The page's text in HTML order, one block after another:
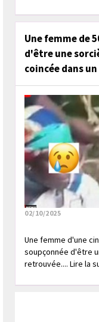
Une femme de
d'être une
coincée dans
02/10/2025
Une femme d'une
soupçonnée d'être
retrouvée.... Lire la